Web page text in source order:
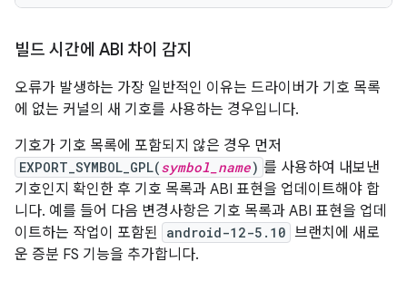
빌드 시간에 ABI 차이 감지
오류가 발생하는 가장 일반적인 이유는 드라이버가 기호 목록
에 없는 커널의 새 기호를 사용하는 경우입니다.
기호가 기호 목록에 포함되지 않은 경우 먼저
EXPORT_SYMBOL_GPL(symbol_name) 를 사용하여 내보낸
기호인지 확인한 후 기호 목록과 ABI 표현을 업데이트해야 합
니다. 예를 들어 다음 변경사항은 기호 목록과 ABI 표현을 업데
이트하는 작업이 포함된 android-12-5.10 브랜치에 새로
운 증분 FS 기능을 추가합니다.